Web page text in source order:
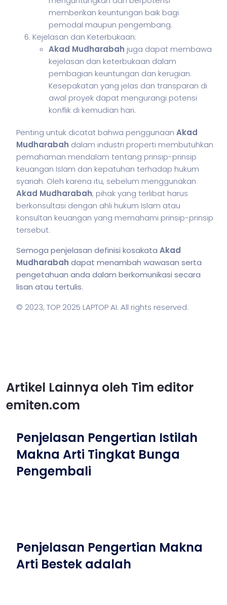
memberikan keuntungan baik bagi
pemodal maupun pengembang.
Kejelasan dan Keterbukaan:
Akad Mudharabah juga dapat membawa
kejelasan dan keterbukaan dalam
pembagian keuntungan dan kerugian.
Kesepakatan yang jelas dan transparan di
awal proyek dapat mengurangi potensi
konflik di kemudian hari.
Penting untuk dicatat bahwa penggunaan Akad
Mudharabah dalam industri properti membutuhkan
pemahaman mendalam tentang prinsip-prinsip
keuangan Islam dan kepatuhan terhadap hukum
syariah. Oleh karena itu, sebelum menggunakan
Akad Mudharabah, pihak yang terlibat harus
berkonsultasi dengan ahli hukum Islam atau
konsultan keuangan yang memahami prinsip-prinsip
tersebut.
Semoga penjelasan definisi kosakata Akad
Mudharabah dapat menambah wawasan serta
pengetahuan anda dalam berkomunikasi secara
lisan atau tertulis.
© 2023, TOP 2025 LAPTOP AI. All rights reserved.
Artikel Lainnya oleh Tim editor
emiten.com
Penjelasan Pengertian Istilah
Makna Arti Tingkat Bunga
Pengembali
Penjelasan Pengertian Makna
Arti Bestek adalah